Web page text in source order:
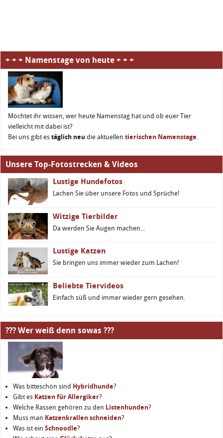
+ + + Namenstage von heute + + +
Möchtet ihr wissen, wer heute Namenstag hat und ob euer Tier
vielleicht mit dabei ist?
Bei uns gibt es täglich neu die aktuellen tierischen Namenstage.
Unsere Top-Fotostrecken & Videos
Lustige Hundefotos
Lachen Sie über unsere Fotos und Sprüche!
Witzige Tierbilder
Da werden Sie Augen machen...
Lustige Katzen
Sie bringen uns immer wieder zum Lachen!
Beliebte Tiervideos
Einfach süß und immer wieder gern gesehen.
??? Wer weiß denn sowas ???
Was bitteschön sind Hybridhunde?
Gibt es Katzen für Allergiker?
Welche Rassen gehören zu den Listenhunden?
Muss man Katzenkrallen schneiden?
Was ist ein Schnoodle?